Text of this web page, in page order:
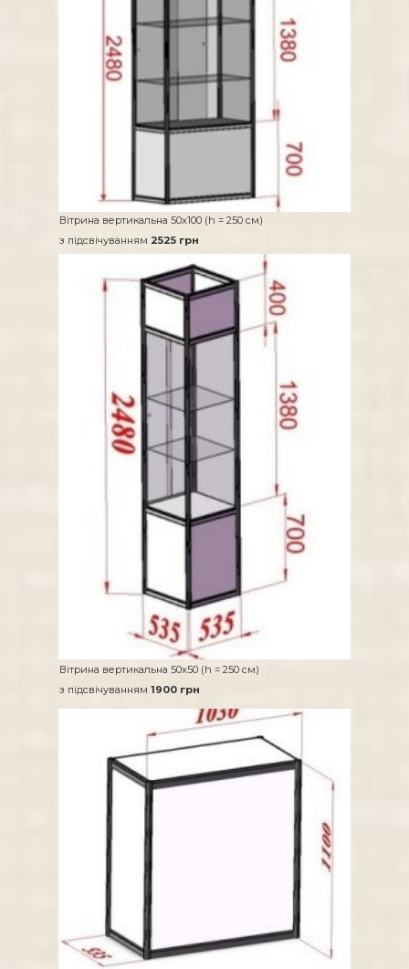
Вітрина вертикальна 50х100 (h = 250 см)
з підсвічуванням 2525 грн
Вітрина вертикальна 50х50 (h = 250 см)
з підсвічуванням 1900 грн